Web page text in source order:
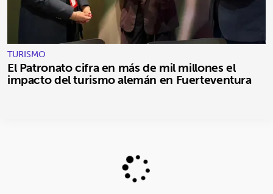
TURISMO
El Patronato cifra en más de mil millones el
impacto del turismo alemán en Fuerteventura